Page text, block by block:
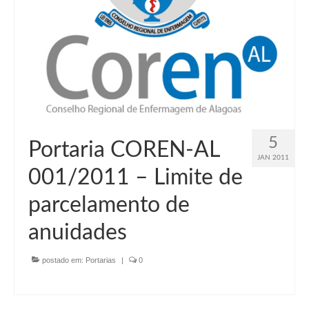
5
JAN 2011
Portaria COREN-AL
001/2011 – Limite de
parcelamento de
anuidades
postado em: Portarias | 0